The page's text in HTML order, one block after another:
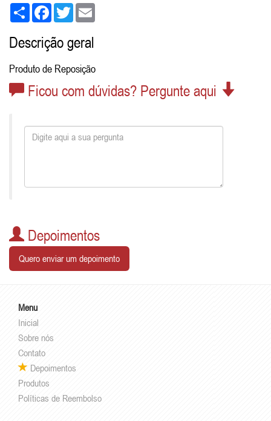
Share FacebookTwitter
Descrição geral
Produto de Reposição
Ficou com dúvidas? Pergunte aqui
Depoimentos
Quero enviar um depoimento
Menu
Inicial
Sobre nós
Contato
Depoimentos
Produtos
Políticas de Reembolso